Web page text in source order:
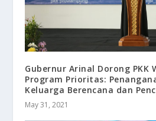
Gubernur Arinal Dorong PKK
Program Prioritas:
Keluarga Berencana dan
May 31, 2021